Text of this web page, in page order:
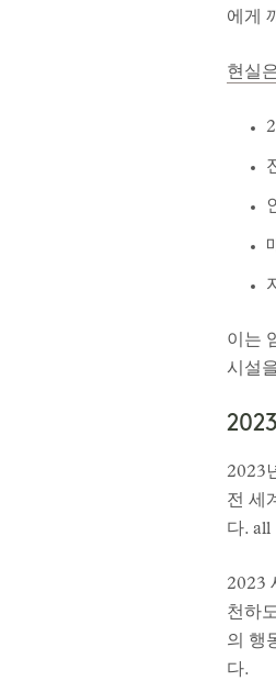
에게
현실
이는
시설
2023
전 세
다. all
2023
천하
의 행
다.